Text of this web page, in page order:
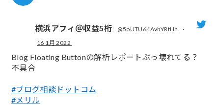
横浜アフィ＠収益5桁 @5oUTU64AvbYRtHh
·
16 1月 2022
Blog Floating Buttonの解析レポートぶっ壊れてる？
不具合
#ブログ相談ドットコム
#メリル